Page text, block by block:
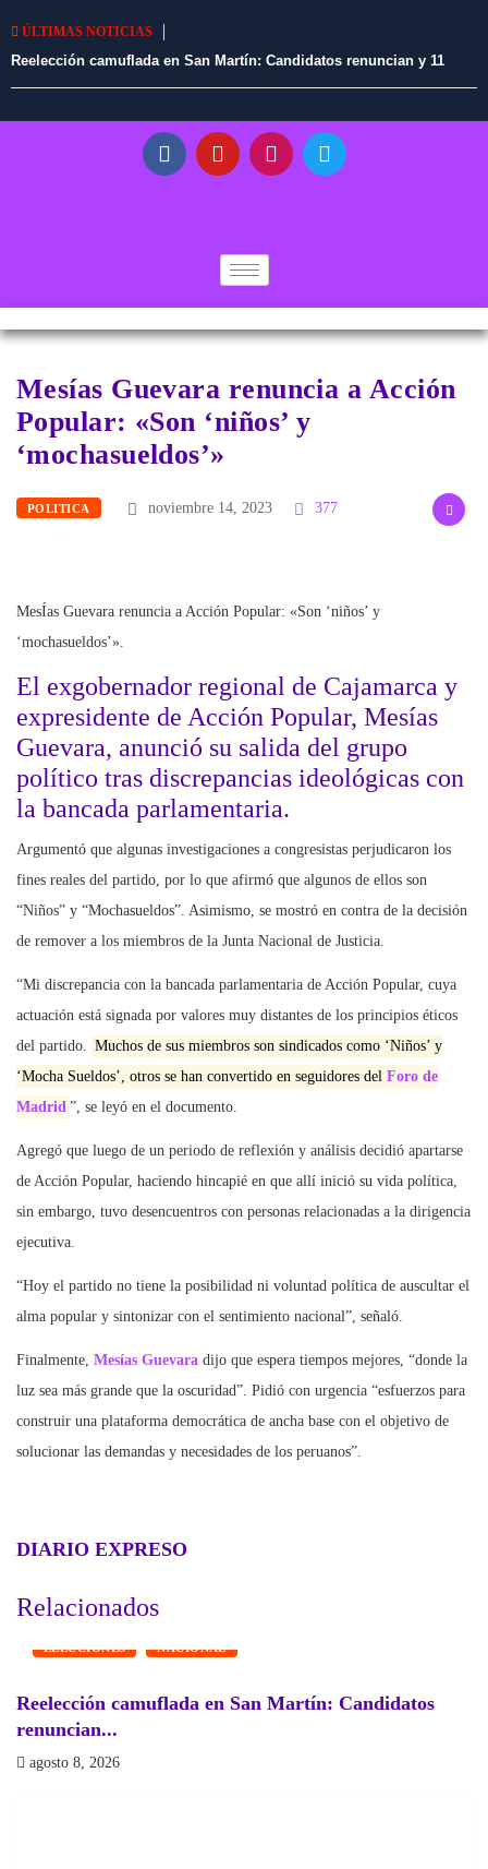
ÚLTIMAS NOTICIAS
Reelección camuflada en San Martín: Candidatos renuncian y 11
alcaldes en ejercicio tendrían vía libre para continuar en el cargo
Mesías Guevara renuncia a Acción
Popular: «Son ‘niños’ y
‘mochasueldos’»
POLITICA noviembre 14, 2023 377
MesÍas Guevara renuncia a Acción Popular: «Son ‘niños’ y
‘mochasueldos’».
El exgobernador regional de Cajamarca y
expresidente de Acción Popular, Mesías
Guevara, anunció su salida del grupo
político tras discrepancias ideológicas con
la bancada parlamentaria.
Argumentó que algunas investigaciones a congresistas perjudicaron los
fines reales del partido, por lo que afirmó que algunos de ellos son
“Niños” y “Mochasueldos”. Asimismo, se mostró en contra de la decisión
de remover a los miembros de la Junta Nacional de Justicia.
“Mi discrepancia con la bancada parlamentaria de Acción Popular, cuya
actuación está signada por valores muy distantes de los principios éticos
del partido. Muchos de sus miembros son sindicados como ‘Niños’ y
‘Mocha Sueldos’, otros se han convertido en seguidores del Foro de
Madrid ”, se leyó en el documento.
Agregó que luego de un periodo de reflexión y análisis decidió apartarse
de Acción Popular, haciendo hincapié en que allí inició su vida política,
sin embargo, tuvo desencuentros con personas relacionadas a la dirigencia
ejecutiva.
“Hoy el partido no tiene la posibilidad ni voluntad política de auscultar el
alma popular y sintonizar con el sentimiento nacional”, señaló.
Finalmente, Mesías Guevara dijo que espera tiempos mejores, “donde la
luz sea más grande que la oscuridad”. Pidió con urgencia “esfuerzos para
construir una plataforma democrática de ancha base con el objetivo de
solucionar las demandas y necesidades de los peruanos”.
DIARIO EXPRESO
Relacionados
ELECCIONES NACIONAL
Reelección camuflada en San Martín: Candidatos
renuncian...
agosto 8, 2026